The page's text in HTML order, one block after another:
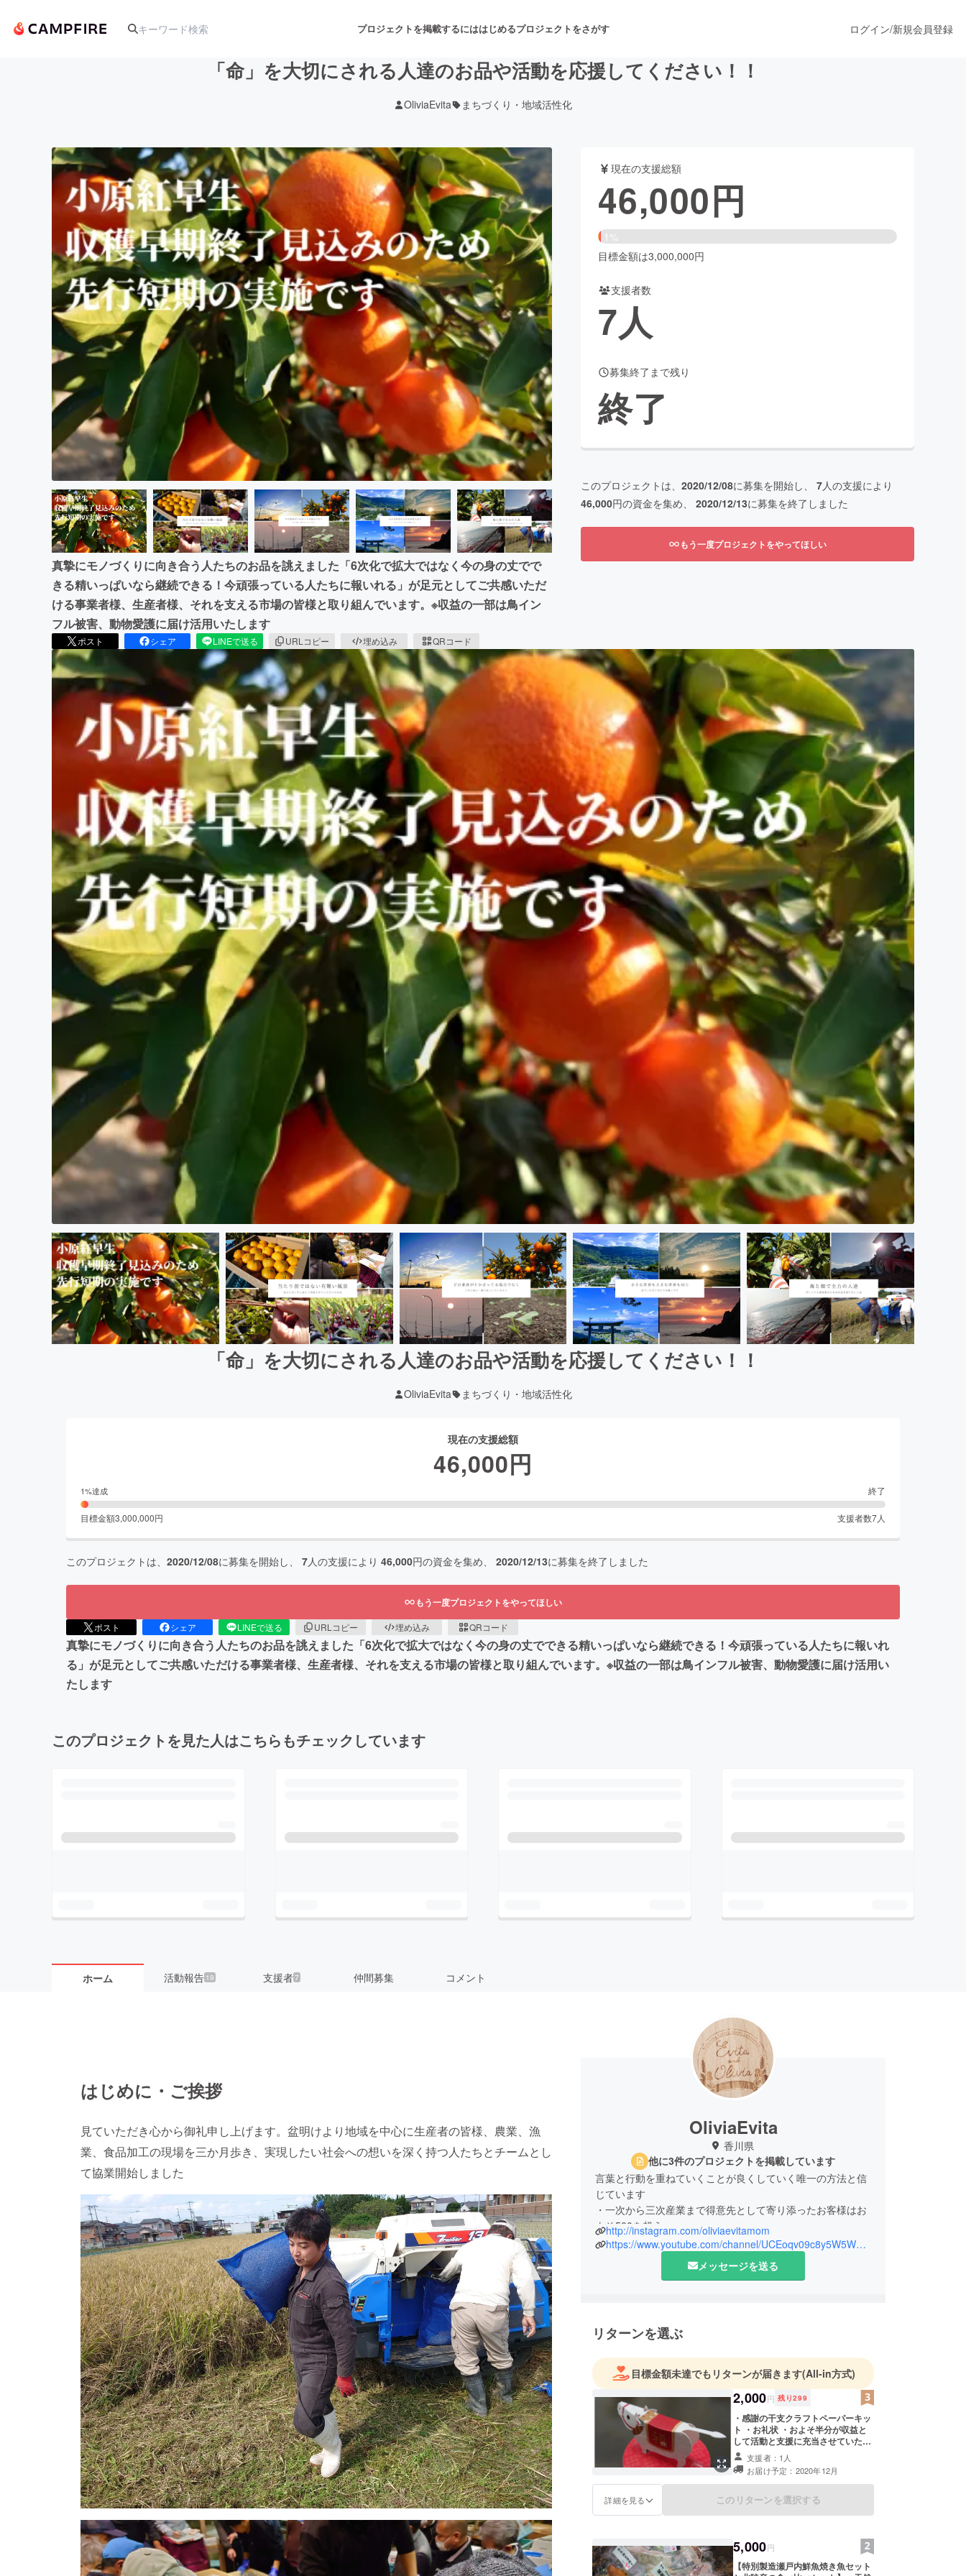
プロジェクトを掲載するにははじめるプロジェクトをさがす
アート・写真 音楽 舞台・パフォーマンス
テクノロジー・ガジェット ゲーム・サービス開発 フード・飲食店 ファッション
映像・映画 書籍・雑誌出版 アニメ・漫画
ビジネス・起業 チャレンジ ビューティー・ヘルスケア
まちづくり・地域活性化
CAMPFIRE for Social Good
CAMPFIRE Creation
CAMPFIREふるさと納税machi-yaコミュニティ
ログイン/新規会員登録
「命」を大切にされる人達のお品や活動を応援してください！！
OliviaEvita まちづくり・地域活性化
真摯にモノづくりに向き合う人たちのお品を誂えました「6次化で拡大ではなく今の身の丈でで
きる精いっぱいなら継続できる！今頑張っている人たちに報いれる」が足元としてご共感いただ
ける事業者様、生産者様、それを支える市場の皆様と取り組んでいます。※収益の一部は鳥イン
フル被害、動物愛護に届け活用いたします
ポスト シェア LINEで送る URLコピー 埋め込み QRコード
現在の支援総額
46,000円
1%
目標金額は3,000,000円
支援者数
7人
募集終了まで残り
終了
このプロジェクトは、 2020/12/08に募集を開始し、 7人の支援により
46,000円の資金を集め、 2020/12/13に募集を終了しました
もう一度プロジェクトをやってほしい
「命」を大切にされる人達のお品や活動を応援してください！！
OliviaEvita まちづくり・地域活性化
現在の支援総額
46,000円
1%達成 終了
目標金額3,000,000円 支援者数7人
このプロジェクトは、 2020/12/08に募集を開始し、 7人の支援により 46,000円の資金を集め、 2020/12/13に募集を終了しました
もう一度プロジェクトをやってほしい
ポスト シェア LINEで送る URLコピー 埋め込み QRコード
真摯にモノづくりに向き合う人たちのお品を誂えました「6次化で拡大ではなく今の身の丈でできる精いっぱいなら継続できる！今頑張っている人たちに報いれ
る」が足元としてご共感いただける事業者様、生産者様、それを支える市場の皆様と取り組んでいます。※収益の一部は鳥インフル被害、動物愛護に届け活用い
たします
このプロジェクトを見た人はこちらもチェックしています
ホーム 活動報告 19 支援者7 仲間募集 コメント
はじめに・ご挨拶
見ていただき心から御礼申し上げます。盆明けより地域を中心に生産者の皆様、農業、漁
業、食品加工の現場を三か月歩き、実現したい社会への想いを深く持つ人たちとチームとし
て協業開始しました
OliviaEvita
香川県
他に3件のプロジェクトを掲載しています
言葉と行動を重ねていくことが良くしていく唯一の方法と信
じています
・一次から三次産業まで得意先として寄り添ったお客様はお
よそ500を超え
・全国の現場をつぶさに見ながら現在の活動となります
どうかよろしくお願いいたします
http://instagram.com/oliviaevitamom
https://www.youtube.com/channel/UCEoqv09c8y5W5WuSPCvvLsQ
メッセージを送る
リターンを選ぶ
目標金額未達でもリターンが届きます(All-in方式)
2,000円 残り299
・感謝の干支クラフトペーパーキッ
ト ・お礼状 ・およそ半分が収益と
して活動と支援に充当させていただ
きます お手元で組み立て式のかわい
いタイプです約10ｃｍ ※手作り生産
のため、年末年始にまたがり発送と
なります ※郵送させていただきます
支援者：1人
お届け予定：2020年12月
詳細を見る このリターンを選択する
5,000円
【特別製造瀬戸内鮮魚焼き魚セット